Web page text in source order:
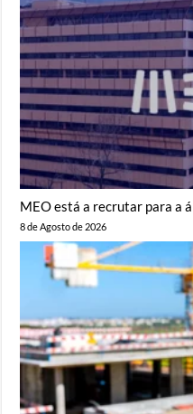
MEO está a recrutar para a
8 de Agosto de 2026